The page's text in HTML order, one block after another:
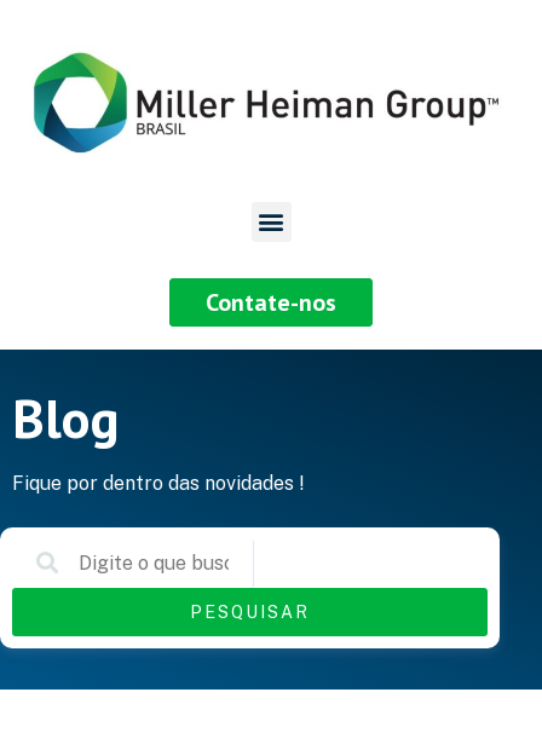
Contate-nos
Blog
Fique por dentro das novidades !
PESQUISAR